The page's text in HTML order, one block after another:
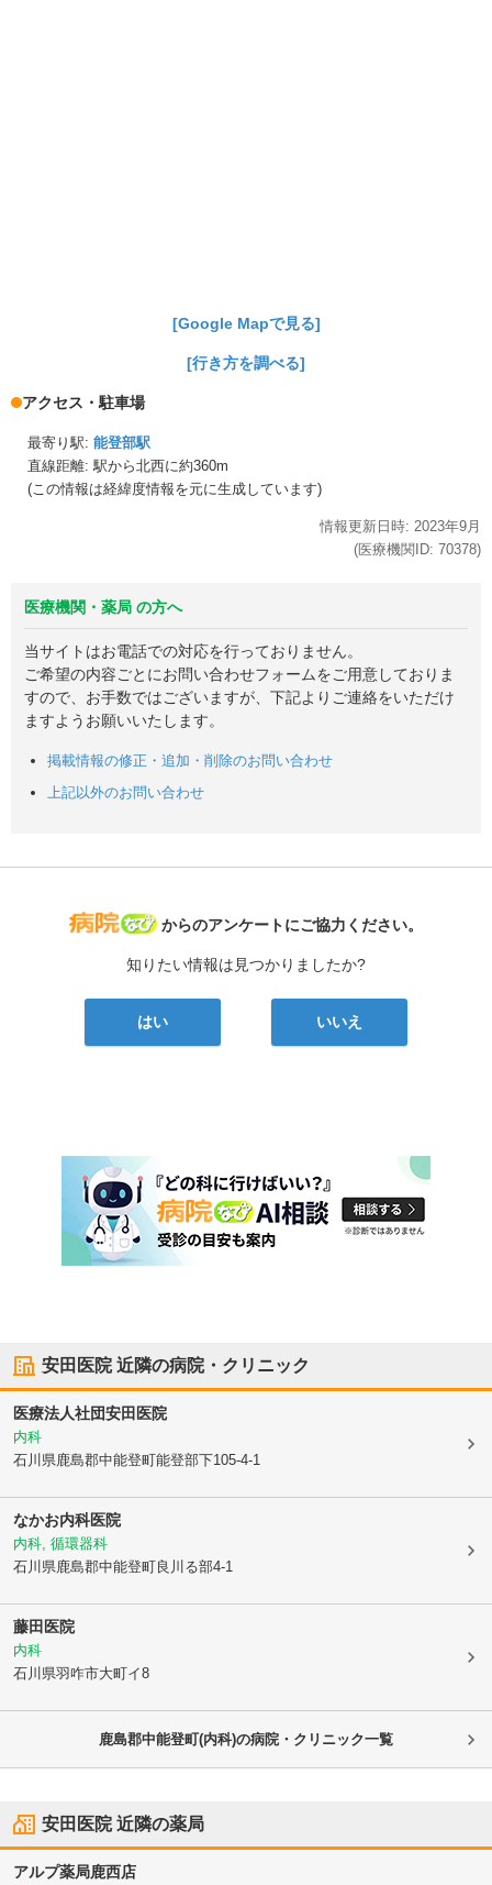
[Google Mapで見る]
[行き方を調べる]
アクセス・駐車場
最寄り駅: 能登部駅
直線距離: 駅から北西に約360m
(この情報は経緯度情報を元に生成しています)
情報更新日時: 2023年9月
(医療機関ID: 70378)
医療機関・薬局 の方へ
当サイトはお電話での対応を行っておりません。
ご希望の内容ごとにお問い合わせフォームをご用意しておりま
すので、お手数ではございますが、下記よりご連絡をいただけ
ますようお願いいたします。
掲載情報の修正・追加・削除のお問い合わせ
上記以外のお問い合わせ
病院なび
からのアンケートにご協力ください。
知りたい情報は見つかりましたか?
はい いいえ
安田医院近隣の病院・クリニック
医療法人社団安田医院
内科
石川県鹿島郡中能登町能登部下105-4-1
なかお内科医院
内科, 循環器科
石川県鹿島郡中能登町良川る部4-1
藤田医院
内科
石川県羽咋市大町イ8
鹿島郡中能登町(内科)の病院・クリニック一覧
安田医院近隣の薬局
アルプ薬局鹿西店